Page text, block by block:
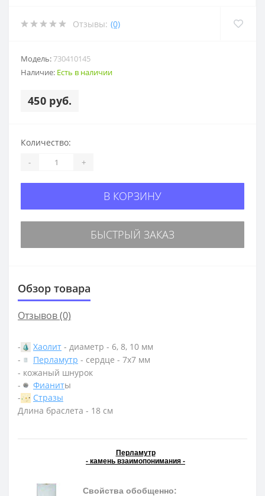
Отзывы: (0)
Модель:730410145
Наличие: Есть в наличии
450 руб.
Количество:
- +
В КОРЗИНУ
БЫСТРЫЙ ЗАКАЗ
Обзор товара
Отзывов (0)
- Хаолит - диаметр - 6, 8, 10 мм
-
Перламутр - сердце - 7х7 мм
- кожаный шнурок
-
Фианиты
-
Стразы
Длина браслета - 18 см
Перламутр
- камень взаимопонимания -
Свойства обобщенно: